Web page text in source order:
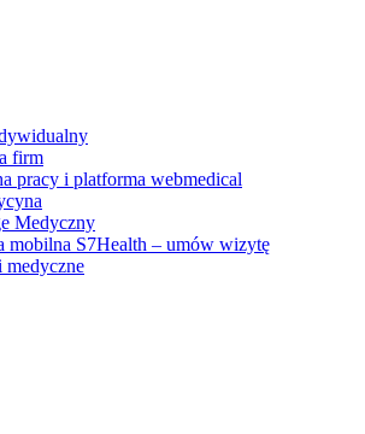
firm
pracy i platforma webmedical
Medyczny
mobilna S7Health – umów wizytę
medyczne